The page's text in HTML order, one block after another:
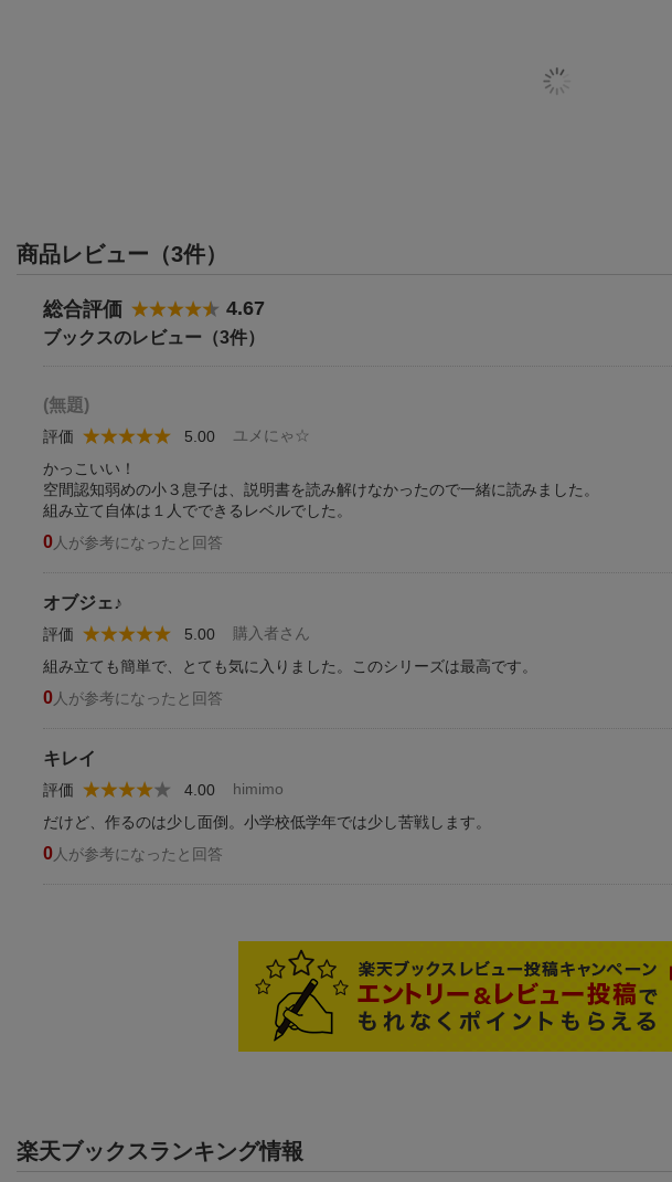
商品レビュー（3件）
総合評価 4.67
ブックスのレビュー（3件）
(無題)
ユメにゃ☆
評価 5.00
かっこいい！
空間認知弱めの小３息子は、説明書を読み解けなかったので一緒に読みました。
組み立て自体は１人でできるレベルでした。
0 人が参考になったと回答
オブジェ♪
購入者さん
評価 5.00
組み立ても簡単で、とても気に入りました。このシリーズは最高です。
0 人が参考になったと回答
キレイ
himimo
評価 4.00
だけど、作るのは少し面倒。小学校低学年では少し苦戦します。
0 人が参考になったと回答
楽天ブックスランキング情報